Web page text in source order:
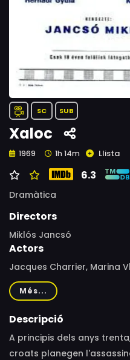
SC SUB
Xaloc
1969 1h 14m Llista
6.3
Dramàtica
Directors
Miklós Jancsó
Actors
Jacques Charrier, Marina
Madaras, István Bujtor,
András Kozák, Françoise
Més...
Descripció
A principis dels anys
croats planegen